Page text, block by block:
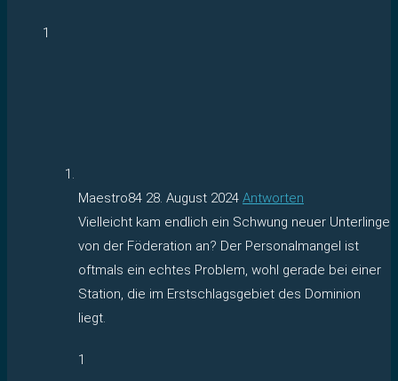
1
Maestro84 28. August 2024 Antworten
Vielleicht kam endlich ein Schwung neuer Unterlinge
von der Föderation an? Der Personalmangel ist
oftmals ein echtes Problem, wohl gerade bei einer
Station, die im Erstschlagsgebiet des Dominion
liegt.
1